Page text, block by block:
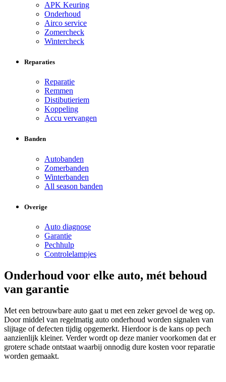
APK Keuring
Onderhoud
Airco service
Zomercheck
Wintercheck
Reparaties
Reparatie
Remmen
Distibutieriem
Koppeling
Accu vervangen
Banden
Autobanden
Zomerbanden
Winterbanden
All season banden
Overige
Auto diagnose
Garantie
Pechhulp
Controlelampjes
Onderhoud voor elke auto, mét behoud
van garantie
Met een betrouwbare auto gaat u met een zeker gevoel de weg op.
Door middel van regelmatig auto onderhoud worden signalen van
slijtage of defecten tijdig opgemerkt. Hierdoor is de kans op pech
aanzienlijk kleiner. Verder wordt op deze manier voorkomen dat er
grotere schade ontstaat waarbij onnodig dure kosten voor reparatie
worden gemaakt.